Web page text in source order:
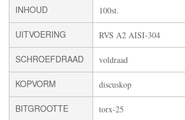
INHOUD 100st.
UITVOERING RVS A2 AISI-304
SCHROEFDRAAD voldraad
KOPVORM discuskop
BITGROOTTE torx-25